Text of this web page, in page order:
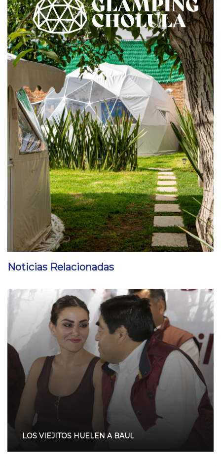
Noticias Relacionadas
LOS VIEJITOS HUELEN A BAUL